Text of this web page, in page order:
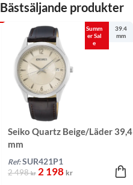
Bästsäljande produkter
Summ
er Sal
e
39.4
mm
Seiko Quartz Beige/Läder 39,4
mm
Ref: SUR421P1
2 498kr 2 198 kr